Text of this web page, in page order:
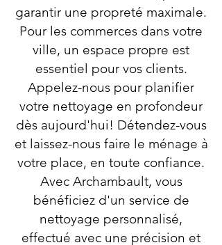
garantir une propreté maximale.
Pour les commerces dans votre
ville, un espace propre est
essentiel pour vos clients.
Appelez-nous pour planifier
votre nettoyage en profondeur
dès aujourd'hui! Détendez-vous
et laissez-nous faire le ménage à
votre place, en toute confiance.
Avec Archambault, vous
bénéficiez d'un service de
nettoyage personnalisé,
effectué avec une précision et